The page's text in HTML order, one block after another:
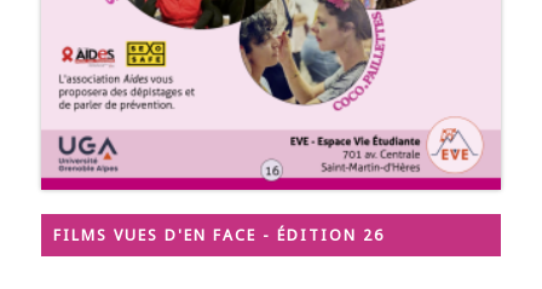
FILMS VUES D'EN FACE - ÉDITION 26